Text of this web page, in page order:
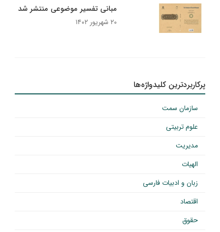
مبانی تفسیر موضوعی منتشر شد
۲۰ شهریور ۱۴۰۲
پرکاربردترین کلیدواژه‌ها
سازمان سمت
علوم تربیتی
مدیریت
الهیات
زبان و ادبیات فارسی
اقتصاد
حقوق